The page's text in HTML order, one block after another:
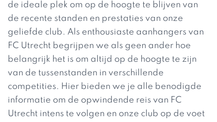
de ideale plek om op de hoogte te blijven van
de recente standen en prestaties van onze
geliefde club. Als enthousiaste aanhangers van
FC Utrecht begrijpen we als geen ander hoe
belangrijk het is om altijd op de hoogte te zijn
van de tussenstanden in verschillende
competities. Hier bieden we je alle benodigde
informatie om de opwindende reis van FC
Utrecht intens te volgen en onze club op de voet